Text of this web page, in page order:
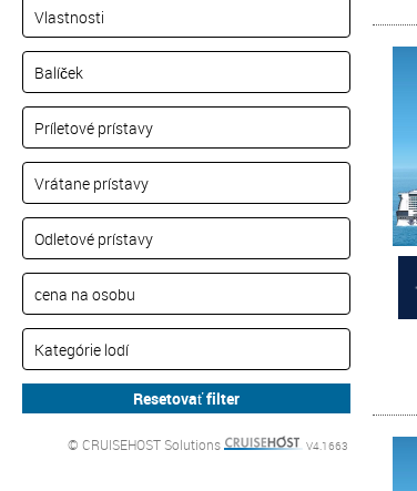
© CRUISEHOST Solutions V4.1663